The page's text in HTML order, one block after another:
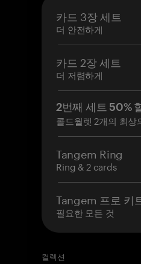
카드 3장 세트
더 안전하게
카드 2장 세트
더 저렴하게
2번째 세트 50%
콜드월렛 2개의 최상
Tangem Ring
Ring & 2 cards
Tangem 프로 키
필요한 모든 것
컬렉션